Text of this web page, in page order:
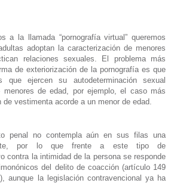
a la llamada “pornografía virtual” queremos
adoptan la caracterización de menores
relaciones sexuales. El problema más
de exteriorización de la pornografía es que
ejercen su autodeterminación sexual
menores de edad, por ejemplo, el caso más
vestimenta acorde a un menor de edad.
penal no contempla aún en sus filas una
por lo que frente a este tipo de
contra la intimidad de la persona se responde
del delito de coacción (artículo 149
aunque la legislación contravencional ya ha